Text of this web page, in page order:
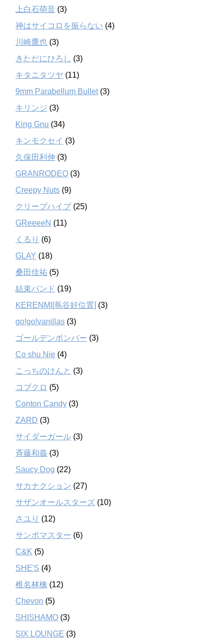
上白石萌音 (3)
神はサイコロを振らない (4)
川崎鷹也 (3)
きただにひろし (3)
キタニタツヤ (11)
9mm Parabellum Bullet(3)
キリンジ (3)
King Gnu (34)
キンモクセイ (3)
久保田利伸 (3)
GRANRODEO (3)
Creepy Nuts (9)
クリープハイプ(25)
GReeeeN (11)
くるり (6)
GLAY (18)
桑田佳祐 (5)
結束バンド (19)
KERENMI[蔦谷好位置] (3)
go!go!vanillas (3)
ゴールデンボンバー (3)
Co shu Nie (4)
こっちのけんと (3)
コブクロ (5)
Conton Candy (3)
ZARD (3)
サイダーガール (3)
斉藤和義 (3)
Saucy Dog (22)
サカナクション (27)
サザンオールスターズ (10)
さユり (12)
サンボマスター (6)
C&K (5)
SHE'S (4)
椎名林檎 (12)
Chevon (5)
SHISHAMO (3)
SIX LOUNGE (3)